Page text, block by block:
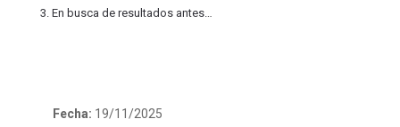
En busca de resultados antes…
Fecha: 19/11/2025